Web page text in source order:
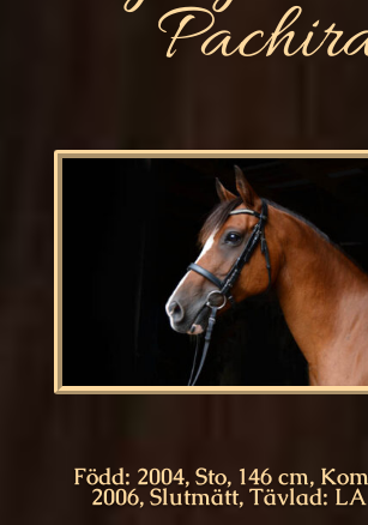
Född: 2004, Sto, 146 cm,
2006, Slutmätt, Tävlad: